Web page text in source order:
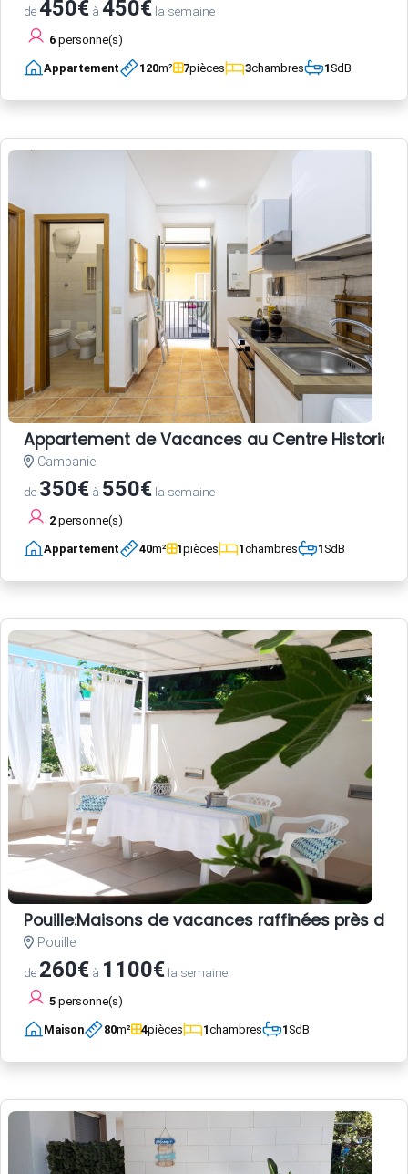
de450€ à 450€ la semaine
6 personne(s)
Appartement 120m² 7pièces 3chambres 1SdB
Appartement de Vacances au Centre
Campanie
de 350€ à 550€ la semaine
2 personne(s)
Appartement 40m² 1pièces 1chambres 1SdB
Pouille:Maisons de vacances raffinées près de
Pouille
de 260€ à 1100€ la semaine
5 personne(s)
Maison 80m² 4pièces 1chambres 1SdB